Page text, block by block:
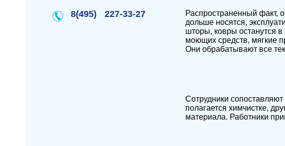
8(495) 227-33-27
Распространенный факт,
дольше носятся,
шторы, ковры останутся
моющих средств, мягкие
Они обрабатывают все
Сотрудники
полагается химчистке,
материала. Работники